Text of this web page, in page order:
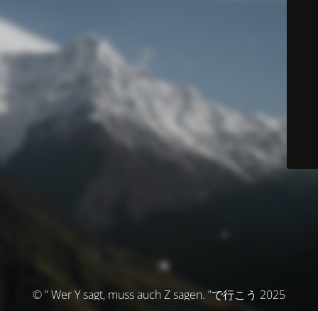
© ” Wer Y sagt, muss auch Z sagen. ”で行こう 2025